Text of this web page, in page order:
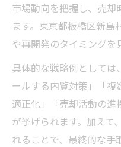
市場動向を把握し、売却
ます。東京都板橋区新
や再開発のタイミングを
具体的な戦略例として
ールする内覧対策」「
適正化」「売却活動の
が挙げられます。加えて
れることで、最終的な手